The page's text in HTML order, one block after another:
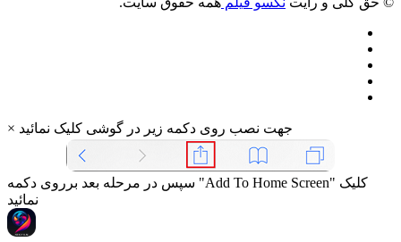
× جهت نصب روی دکمه زیر در گوشی کلیک نمائید
سپس در مرحله بعد برروی دکمه "Add To Home Screen" کلیک
نمائید